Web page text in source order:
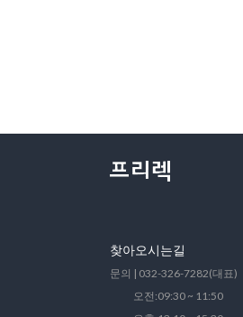
찾아오시는길
문의 | 032-326-7282(대표)
오전:09:30 ~ 11:50